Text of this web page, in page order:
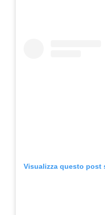
Visualizza questo post